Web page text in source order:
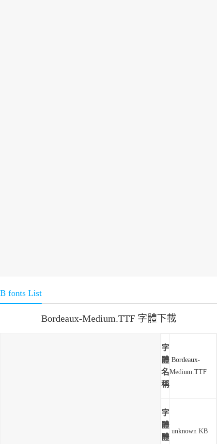
B fonts List
Bordeaux-Medium.TTF 字體下載
字
體
名
稱
Bordeaux-
Medium.TTF
字
體
體
unknown KB